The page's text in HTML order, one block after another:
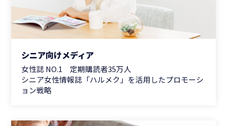
シニア向けメディア
女性誌 NO.1 定期購読者35万人
シニア女性情報誌「ハルメク」を活用したプロモーシ
ョン戦略